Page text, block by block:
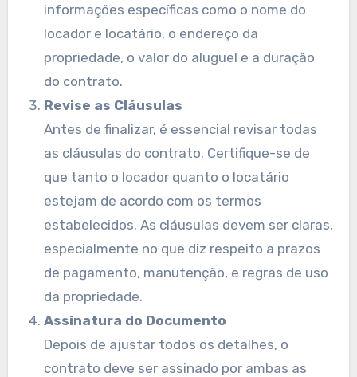
informações específicas como o nome do
locador e locatário, o endereço da
propriedade, o valor do aluguel e a duração
do contrato.
Revise as Cláusulas
Antes de finalizar, é essencial revisar todas
as cláusulas do contrato. Certifique-se de
que tanto o locador quanto o locatário
estejam de acordo com os termos
estabelecidos. As cláusulas devem ser claras,
especialmente no que diz respeito a prazos
de pagamento, manutenção, e regras de uso
da propriedade.
Assinatura do Documento
Depois de ajustar todos os detalhes, o
contrato deve ser assinado por ambas as